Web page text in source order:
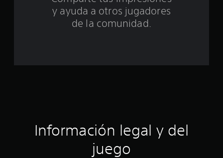
i
y ayuda a otros jugadores
de la comunidad.
Información legal y del
juego